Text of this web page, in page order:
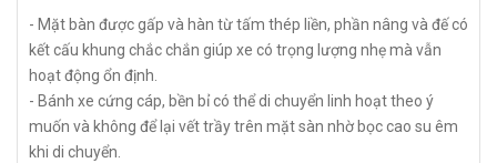
- Mặt bàn được gấp và hàn từ tấm thép liền, phần nâng và đế có
kết cấu khung chắc chắn giúp xe có trọng lượng nhẹ mà vẫn
hoạt động ổn định.
- Bánh xe cứng cáp, bền bỉ có thể di chuyển linh hoạt theo ý
muốn và không để lại vết trầy trên mặt sàn nhờ bọc cao su êm
khi di chuyển.